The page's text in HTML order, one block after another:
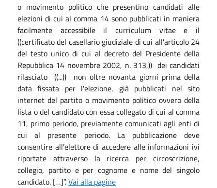
o movimento politico che presentino candidati alle
elezioni di cui al comma 14 sono pubblicati in maniera
facilmente accessibile il curriculum vitae e il
((certificato del casellario giudiziale di cui all'articolo 24
del testo unico di cui al decreto del Presidente della
Repubblica 14 novembre 2002, n. 313,)) dei candidati
rilasciato ((...)) non oltre novanta giorni prima della
data fissata per l'elezione, già pubblicati nel sito
internet del partito o movimento politico ovvero della
lista o del candidato con essa collegato di cui al comma
11, primo periodo, previamente comunicati agli enti di
cui al presente periodo. La pubblicazione deve
consentire all'elettore di accedere alle informazioni ivi
riportate attraverso la ricerca per circoscrizione,
collegio, partito e per cognome e nome del singolo
candidato. […]”.Vai alla pagine